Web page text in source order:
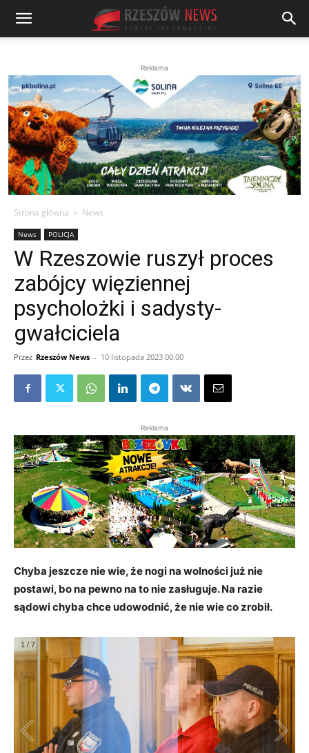
Reklama
Strona główna News
News POLICJA
W Rzeszowie ruszył proces
zabójcy więziennej
psycholożki i sadysty-
gwałciciela
Przez Rzeszów News - 10 listopada 2023 00:00
Reklama
Chyba jeszcze nie wie, że nogi na wolności już nie
postawi, bo na pewno na to nie zasługuje. Na razie
sądowi chyba chce udowodnić, że nie wie co zrobił.
1 / 7